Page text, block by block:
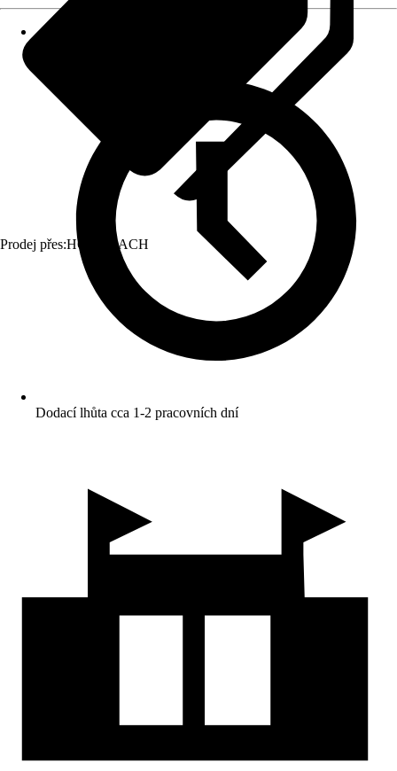
Prodej přes:HORNBACH
Dodací lhůta cca 1-2 pracovních dní